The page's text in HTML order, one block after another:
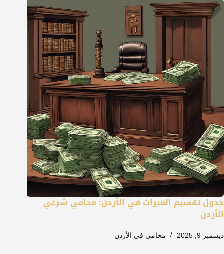
جدول تقسيم الميراث في الأردن: محامي شرعي
الأردن
ديسمبر 9, 2025 محامي في الأردن